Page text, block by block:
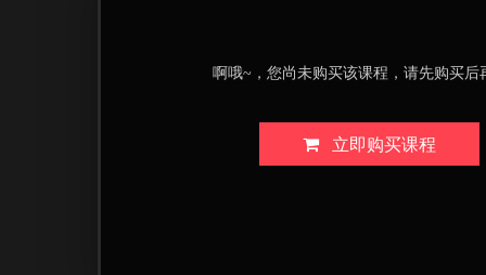
啊哦~，您尚未购买该课程，请先购买后
立即购买课程